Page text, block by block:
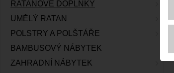
RATANOVÉ DOPLŇKY
UMĚLÝ RATAN
POLSTRY A POLŠTÁŘE
BAMBUSOVÝ NÁBYTEK
ZAHRADNÍ NÁBYTEK